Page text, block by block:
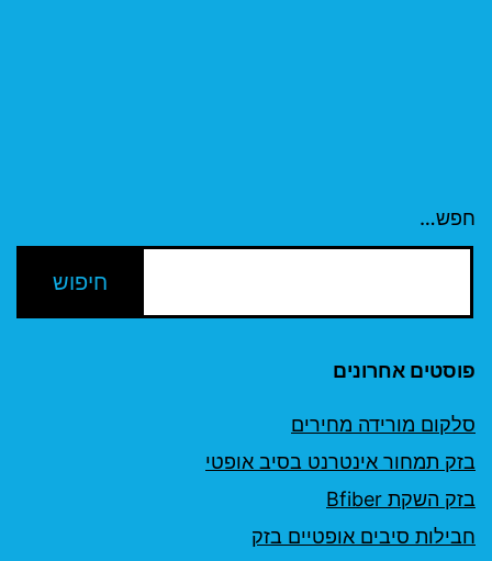
חפש…
פוסטים אחרונים
סלקום מורידה מחירים
בזק תמחור אינטרנט בסיב אופטי
בזק השקת Bfiber
חבילות סיבים אופטיים בזק